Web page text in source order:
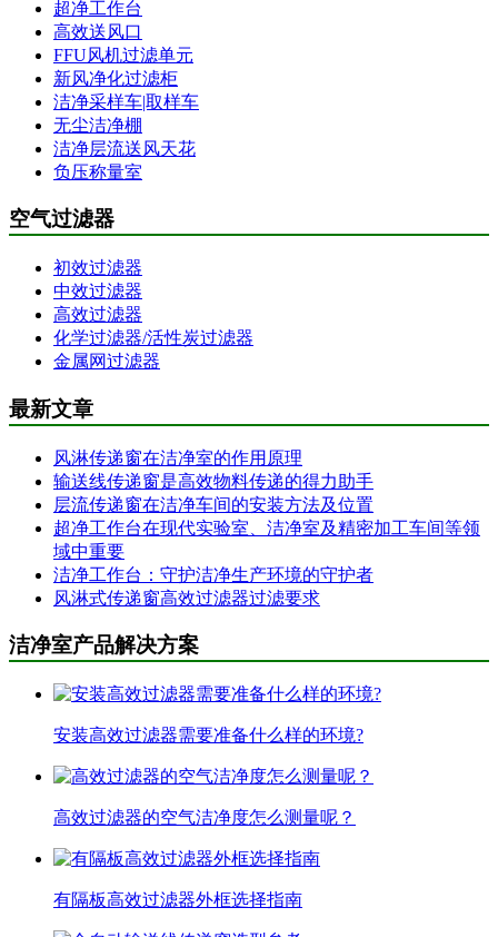
超净工作台
高效送风口
FFU风机过滤单元
新风净化过滤柜
洁净采样车|取样车
无尘洁净棚
洁净层流送风天花
负压称量室
空气过滤器
初效过滤器
中效过滤器
高效过滤器
化学过滤器/活性炭过滤器
金属网过滤器
最新文章
风淋传递窗在洁净室的作用原理
输送线传递窗是高效物料传递的得力助手
层流传递窗在洁净车间的安装方法及位置
超净工作台在现代实验室、洁净室及精密加工车间等领
域中重要
洁净工作台：守护洁净生产环境的守护者
风淋式传递窗高效过滤器过滤要求
洁净室产品解决方案
安装高效过滤器需要准备什么样的环境?
高效过滤器的空气洁净度怎么测量呢？
有隔板高效过滤器外框选择指南